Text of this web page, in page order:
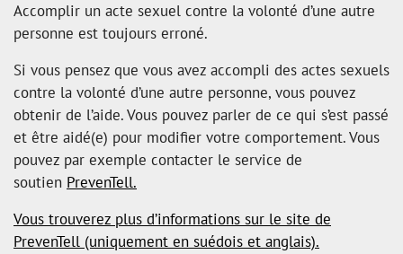
Accomplir un acte sexuel contre la volonté d’une autre
personne est toujours erroné.
Si vous pensez que vous avez accompli des actes sexuels
contre la volonté d’une autre personne, vous pouvez
obtenir de l’aide. Vous pouvez parler de ce qui s’est passé
et être aidé(e) pour modifier votre comportement. Vous
pouvez par exemple contacter le service de
soutien PrevenTell.
Vous trouverez plus d’informations sur le site de
PrevenTell (uniquement en suédois et anglais).